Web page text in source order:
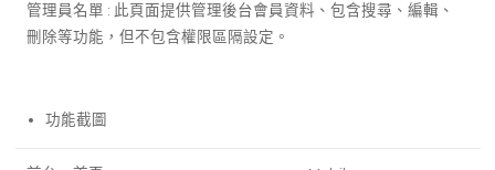
管理員名單 : 此頁面提供管理後台會員資料、包含搜尋、編輯、
刪除等功能，但不包含權限區隔設定。
功能截圖